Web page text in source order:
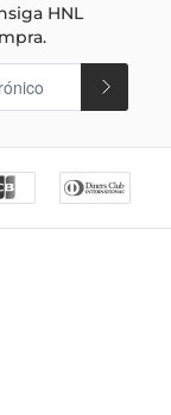
HNL